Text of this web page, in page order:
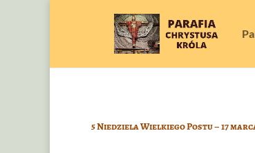
5 Niedziela Wielkiego Postu – 17